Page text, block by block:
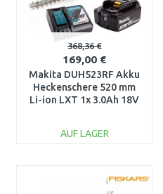
368,36 €
169,00 €
Makita DUH523RF Akku
Heckenschere 520 mm
Li-ion LXT 1x 3.0Ah 18V
AUF LAGER